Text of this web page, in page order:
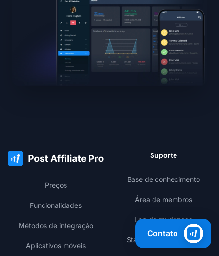
Preços
Funcionalidades
Métodos de integração
Aplicativos móveis
Suporte
Base de conhecimento
Área de membros
Log de mudanças
Status de performance
Contato